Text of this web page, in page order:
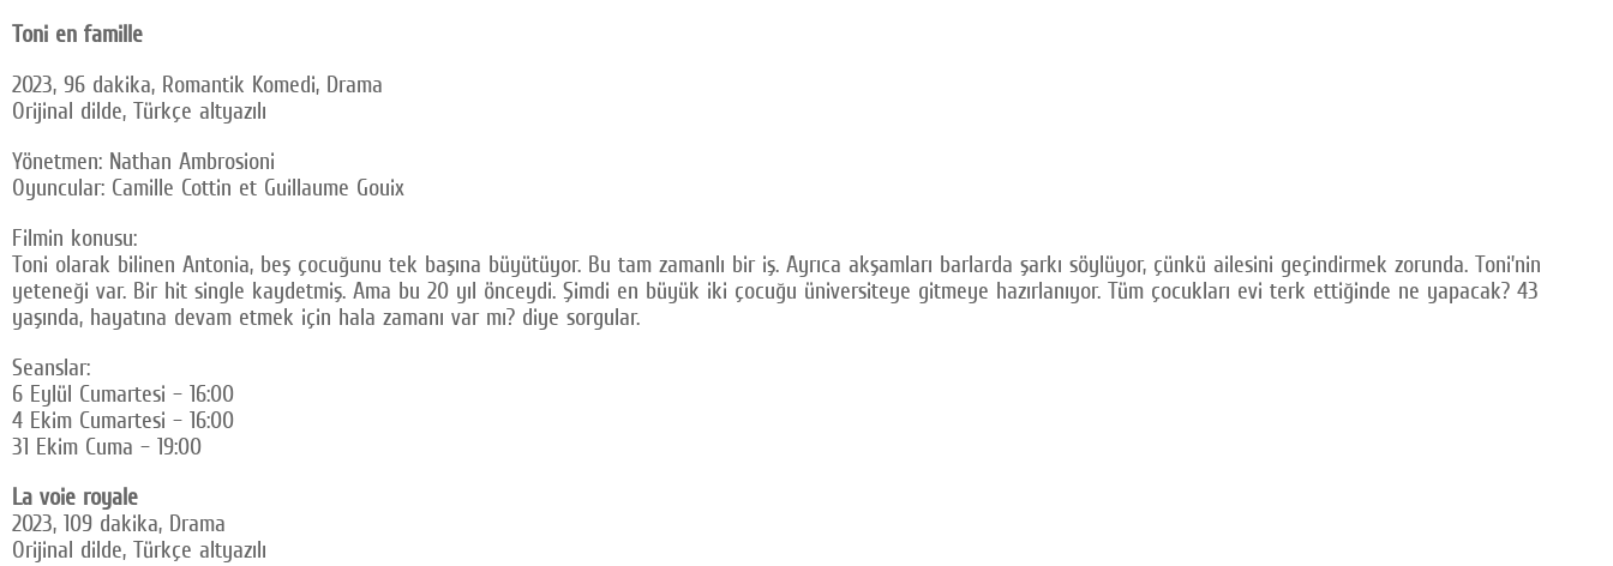
Toni en famille
2023, 96 dakika, Romantik Komedi, Drama
Orijinal dilde, Türkçe altyazılı
Yönetmen: Nathan Ambrosioni
Oyuncular: Camille Cottin et Guillaume Gouix
Filmin konusu:
Toni olarak bilinen Antonia, beş çocuğunu tek başına büyütüyor. Bu tam zamanlı bir iş. Ayrıca akşamları barlarda şarkı söylüyor, çünkü ailesini geçindirmek zorunda. Toni’nin
yeteneği var. Bir hit single kaydetmiş. Ama bu 20 yıl önceydi. Şimdi en büyük iki çocuğu üniversiteye gitmeye hazırlanıyor. Tüm çocukları evi terk ettiğinde ne yapacak? 43
yaşında, hayatına devam etmek için hala zamanı var mı? diye sorgular.
Seanslar:
6 Eylül Cumartesi – 16:00
4 Ekim Cumartesi – 16:00
31 Ekim Cuma – 19:00
La voie royale
2023, 109 dakika, Drama
Orijinal dilde, Türkçe altyazılı